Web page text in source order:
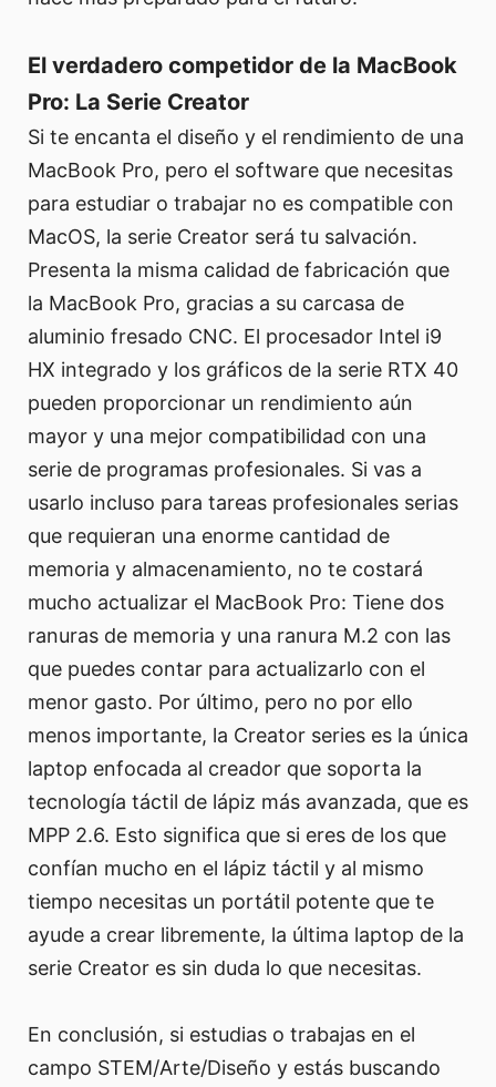
El verdadero competidor de la MacBook
Pro: La Serie Creator
Si te encanta el diseño y el rendimiento de una
MacBook Pro, pero el software que necesitas
para estudiar o trabajar no es compatible con
MacOS, la serie Creator será tu salvación.
Presenta la misma calidad de fabricación que
la MacBook Pro, gracias a su carcasa de
aluminio fresado CNC. El procesador Intel i9
HX integrado y los gráficos de la serie RTX 40
pueden proporcionar un rendimiento aún
mayor y una mejor compatibilidad con una
serie de programas profesionales. Si vas a
usarlo incluso para tareas profesionales serias
que requieran una enorme cantidad de
memoria y almacenamiento, no te costará
mucho actualizar el MacBook Pro: Tiene dos
ranuras de memoria y una ranura M.2 con las
que puedes contar para actualizarlo con el
menor gasto. Por último, pero no por ello
menos importante, la Creator series es la única
laptop enfocada al creador que soporta la
tecnología táctil de lápiz más avanzada, que es
MPP 2.6. Esto significa que si eres de los que
confían mucho en el lápiz táctil y al mismo
tiempo necesitas un portátil potente que te
ayude a crear libremente, la última laptop de la
serie Creator es sin duda lo que necesitas.
En conclusión, si estudias o trabajas en el
campo STEM/Arte/Diseño y estás buscando